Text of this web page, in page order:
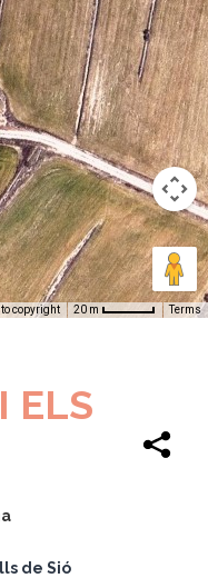
to copyright 20 m Terms
ELS
de Sió